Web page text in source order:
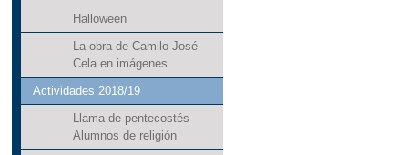
Halloween
La obra de Camilo José
Cela en imágenes
Actividades 2018/19
Llama de pentecostés -
Alumnos de religión